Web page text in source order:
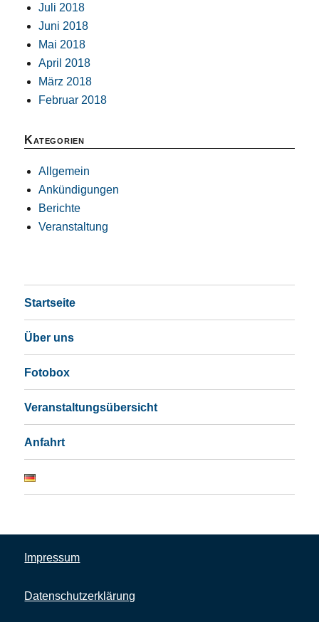
Juli 2018
Juni 2018
Mai 2018
April 2018
März 2018
Februar 2018
Kategorien
Allgemein
Ankündigungen
Berichte
Veranstaltung
Startseite
Über uns
Fotobox
Veranstaltungsübersicht
Anfahrt
Impressum
Datenschutzerklärung